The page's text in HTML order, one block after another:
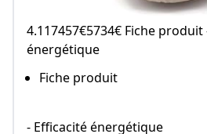
4.117457€5734€ Fiche produit
énergétique
Fiche produit
- Efficacité énergétique